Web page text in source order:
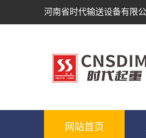
河南省时代输送设备有限
网站首页